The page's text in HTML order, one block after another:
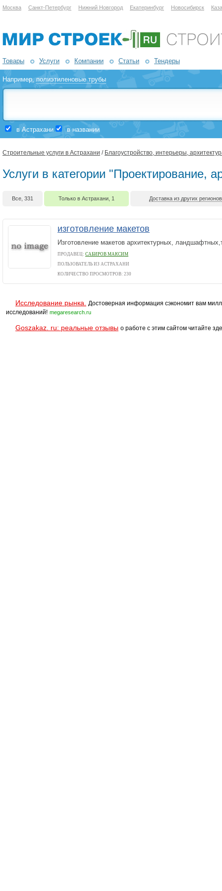
Москва Санкт-Петербург Нижний Новгород Екатеринбург Новосибирск
Товары Услуги Компании Статьи Тендеры
Например,полиэтиленовые трубы
в Астрахани в названии
Строительные услуги в Астрахани / Благоустройство, интерьеры,
Услуги в категории "Проектирование,
Все, 331 Только в Астрахани, 1 Доставка из других
изготовление макетов
Изготовление макетов архитектурных,
ПРОДАВЕЦ: САБИРОВ МАКСИМ
ПОЛЬЗОВАТЕЛЬ ИЗ АСТРАХАНИ
КОЛИЧЕСТВО ПРОСМОТРОВ: 230
Исследование рынка.
Достоверная информация сэкономит вам
исследований! megaresearch.ru
Goszakaz. ru: реальные отзывы о работе с этим сайтом читайте